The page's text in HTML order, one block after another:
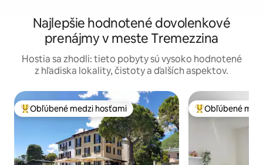
Najlepšie hodnotené dovolenkové
prenájmy v meste Tremezzina
Hostia sa zhodli: tieto pobyty sú vysoko hodnotené
z hľadiska lokality, čistoty a ďalších aspektov.
Najobľúbenejšie medzi hosťami
Obľúbené medzi hosťami Najobľúbenejšie
Obľúbené